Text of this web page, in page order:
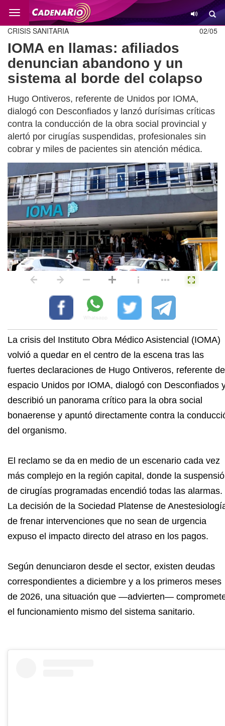
Cambio
02/05
CRISIS SANITARIA
IOMA en llamas: afiliados
denuncian abandono y un
sistema al borde del colapso
Hugo Ontiveros, referente de Unidos por IOMA,
dialogó con Desconfiados y lanzó durísimas críticas
contra la conducción de la obra social provincial y
alertó por cirugías suspendidas, profesionales sin
cobrar y miles de pacientes sin atención médica.
La crisis del Instituto Obra Médico Asistencial (IOMA)
volvió a quedar en el centro de la escena tras las
fuertes declaraciones de Hugo Ontiveros, referente
espacio Unidos por IOMA, dialogó con Desconfiados
describió un panorama crítico para la obra social
bonaerense y apuntó directamente contra la
del organismo.
El reclamo se da en medio de un escenario cada vez
más complejo en la región capital, donde la
de cirugías programadas encendió todas las alarmas.
La decisión de la Sociedad Platense de
de frenar intervenciones que no sean de urgencia
expuso el impacto directo del atraso en los pagos.
Según denunciaron desde el sector, existen deudas
correspondientes a diciembre y a los primeros meses
de 2026, una situación que —advierten—
el funcionamiento mismo del sistema sanitario.